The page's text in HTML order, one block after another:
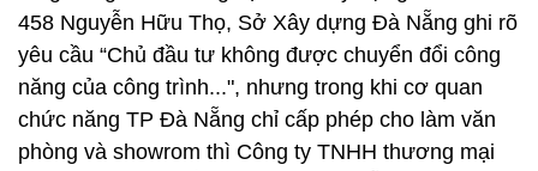
458 Nguyễn Hữu Thọ, Sở Xây dựng Đà Nẵng ghi rõ
yêu cầu “Chủ đầu tư không được chuyển đổi công
năng của công trình...", nhưng trong khi cơ quan
chức năng TP Đà Nẵng chỉ cấp phép cho làm văn
phòng và showrom thì Công ty TNHH thương mại